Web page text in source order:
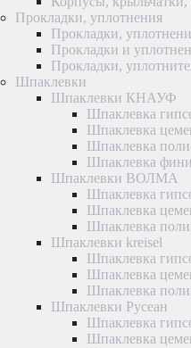
Прокладки, уплотнения
Прокладки,
Прокладки и
Прокладки,
Шпаклевки
Шпаклевки КНАУФ
Шпаклевка
Шпаклевка
Шпаклевка
Шпаклевка
Шпаклевки ВОЛМА
Шпаклевка
Шпаклевка
Шпаклевка
Шпаклевки kreisel
Шпаклевка
Шпаклевка
Шпаклевка
Шпаклевки Русеан
Шпаклевка
Шпаклевка